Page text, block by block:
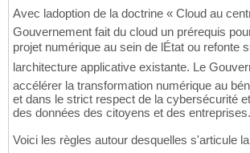
Avec ladoption de la doctrine « Cloud au
Gouvernement fait du cloud un prérequis
projet numérique au sein de lÉtat ou refonte
larchitecture applicative existante. Le
accélérer la transformation numérique au
et dans le strict respect de la cybersécurité
des données des citoyens et des entreprises.
Voici les règles autour desquelles s'articule